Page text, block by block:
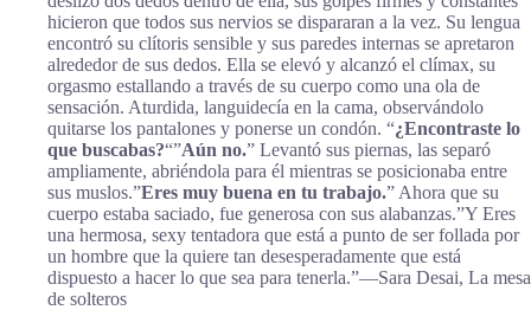
hicieron que todos sus nervios se dispararan a la vez. Su lengua
encontró su clítoris sensible y sus paredes internas se apretaron
alrededor de sus dedos. Ella se elevó y alcanzó el clímax, su
orgasmo estallando a través de su cuerpo como una ola de
sensación. Aturdida, languidecía en la cama, observándolo
quitarse los pantalones y ponerse un condón. “¿Encontraste lo
que buscabas?“”Aún no.” Levantó sus piernas, las separó
ampliamente, abriéndola para él mientras se posicionaba entre
sus muslos.”Eres muy buena en tu trabajo.” Ahora que su
cuerpo estaba saciado, fue generosa con sus alabanzas.”Y Eres
una hermosa, sexy tentadora que está a punto de ser follada por
un hombre que la quiere tan desesperadamente que está
dispuesto a hacer lo que sea para tenerla.”―Sara Desai, La mesa
de solteros